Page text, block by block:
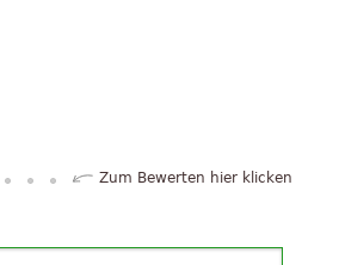
Zum Bewerten hier klicken